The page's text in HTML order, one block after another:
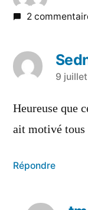
2
9
Heureuse que
ait motivé
Répondre